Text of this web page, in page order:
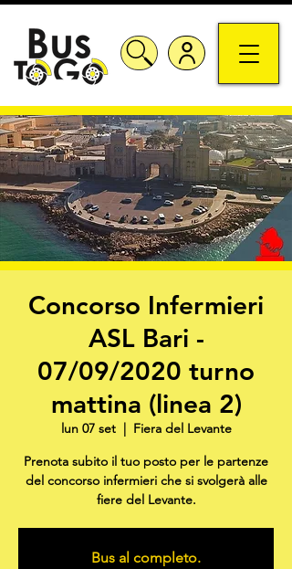
Concorso Infermieri
ASL Bari -
07/09/2020 turno
mattina (linea 2)
lun 07 set
  |
Fiera del Levante
Prenota subito il tuo posto per le partenze
del concorso infermieri che si svolgerà alle
fiere del Levante.
Bus al completo.